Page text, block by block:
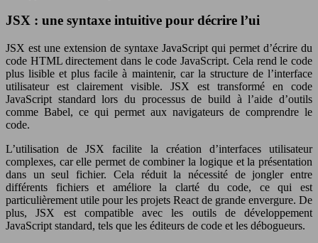
JSX : une syntaxe intuitive pour décrire l’ui
JSX est une extension de syntaxe JavaScript qui permet d’écrire du
code HTML directement dans le code JavaScript. Cela rend le code
plus lisible et plus facile à maintenir, car la structure de l’interface
utilisateur est clairement visible. JSX est transformé en code
JavaScript standard lors du processus de build à l’aide d’outils
comme Babel, ce qui permet aux navigateurs de comprendre le
code.
L’utilisation de JSX facilite la création d’interfaces utilisateur
complexes, car elle permet de combiner la logique et la présentation
dans un seul fichier. Cela réduit la nécessité de jongler entre
différents fichiers et améliore la clarté du code, ce qui est
particulièrement utile pour les projets React de grande envergure. De
plus, JSX est compatible avec les outils de développement
JavaScript standard, tels que les éditeurs de code et les débogueurs.